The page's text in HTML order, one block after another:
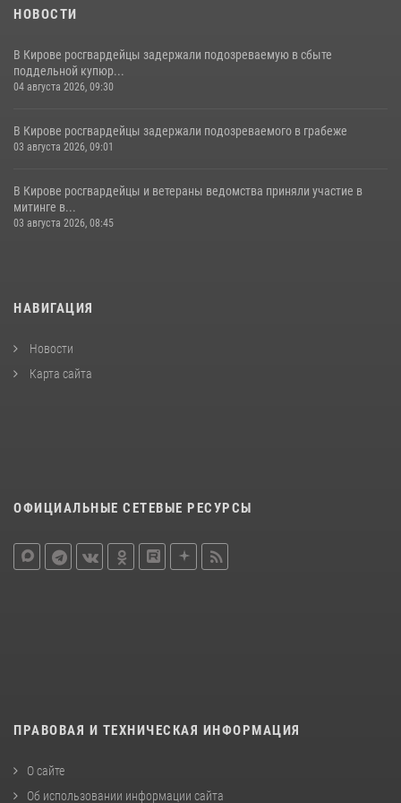
НОВОСТИ
В Кирове росгвардейцы задержали подозреваемую в сбыте
поддельной купюр...
04 августа 2026, 09:30
В Кирове росгвардейцы задержали подозреваемого в грабеже
03 августа 2026, 09:01
В Кирове росгвардейцы и ветераны ведомства приняли участие в
митинге в...
03 августа 2026, 08:45
НАВИГАЦИЯ
Новости
Карта сайта
ОФИЦИАЛЬНЫЕ СЕТЕВЫЕ РЕСУРСЫ
ПРАВОВАЯ И ТЕХНИЧЕСКАЯ ИНФОРМАЦИЯ
О сайте
Об использовании информации сайта